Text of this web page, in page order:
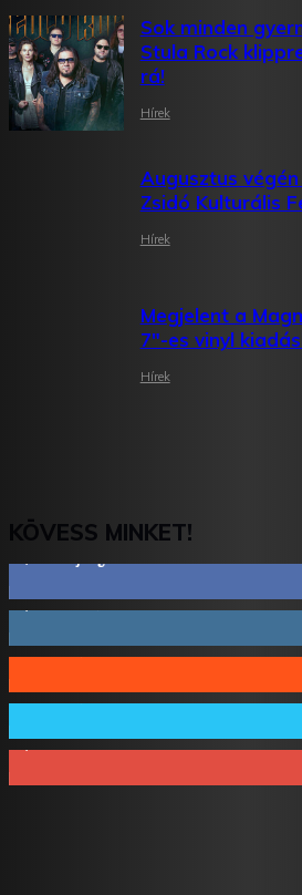
Sok minden
Stula Rock
rá!
Hírek
Augusztus
Zsidó Kulturális
Hírek
Megjelent a
7″-es vinyl
Hírek
KÖVESS MINKET!
1,731 Követő
44 Követő
64 Követő
1,348 Feliratkozó